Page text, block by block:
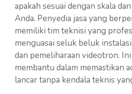
apakah sesuai dengan skala
Anda. Penyedia jasa yang
memiliki tim teknisi yang
menguasai seluk beluk
dan pemeliharaan videotron.
membantu dalam memastikan
lancar tanpa kendala teknis